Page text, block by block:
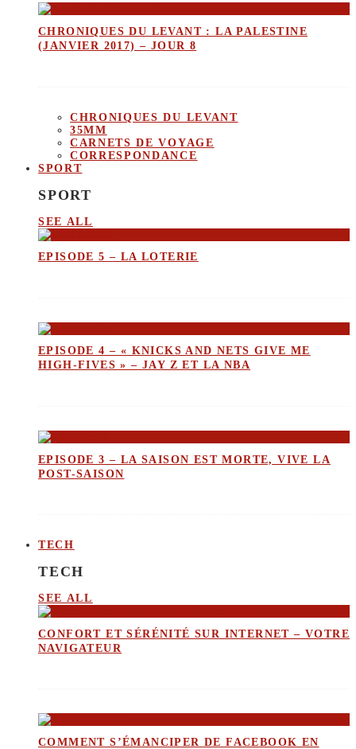
CHRONIQUES DU LEVANT : LA PALESTINE
(JANVIER 2017) – JOUR 8
CHRONIQUES DU LEVANT
35MM
CARNETS DE VOYAGE
CORRESPONDANCE
SPORT
SPORT
SEE ALL
EPISODE 5 – LA LOTERIE
EPISODE 4 – « KNICKS AND NETS GIVE ME
HIGH-FIVES » – JAY Z ET LA NBA
EPISODE 3 – LA SAISON EST MORTE, VIVE LA
POST-SAISON
TECH
TECH
SEE ALL
CONFORT ET SÉRÉNITÉ SUR INTERNET – VOTRE
NAVIGATEUR
COMMENT S’ÉMANCIPER DE FACEBOOK EN